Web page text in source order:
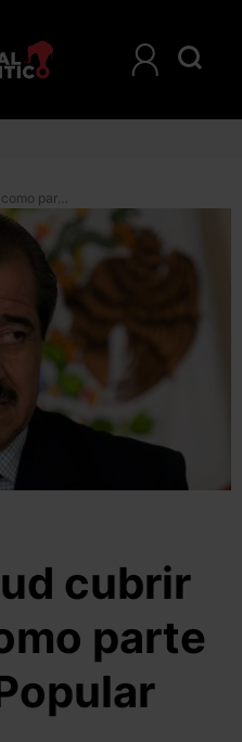
Analiza Salud cubrir VIH/Sida como parte de Seguro Popular
cubrir
parte